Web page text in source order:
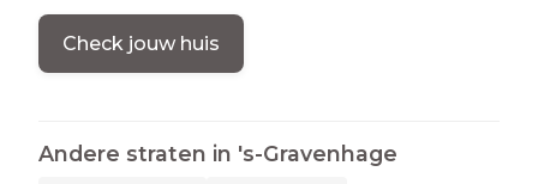
Check jouw huis
Andere straten in 's-Gravenhage